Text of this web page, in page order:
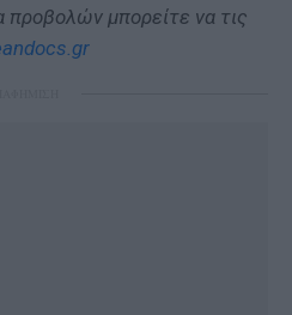
προβολών μπορείτε να τις